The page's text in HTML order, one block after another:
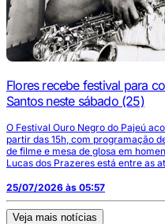
Flores recebe festival para
Santos neste sábado (25)
O Festival Ouro Negro do Pajeú
partir das 15h, com programação
de filme e mesa de glosa em
Lucas dos Prazeres está entre as
25/07/2026 às 05:57
Veja mais notícias